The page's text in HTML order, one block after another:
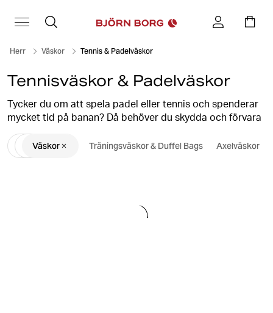
Herr Väskor Tennis & Padelväskor
Tennisväskor & Padelväskor
Tycker du om att spela padel eller tennis och spenderar
mycket tid på banan? Då behöver du skydda och förvara
dina rackets och bollar på ett snyggt och smart sätt. Du
bär dem säkert och smidigt med våra snygga tennis- och
padelväskor.
Väskor Träningsväskor & Duffel Bags Axelväskor